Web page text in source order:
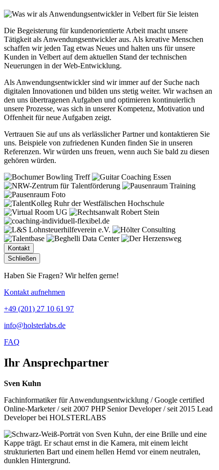
Die Begeisterung für kundenorientierte Arbeit macht unsere
Tätigkeit als Anwendungsentwickler aus. Als kreative Menschen
schaffen wir jeden Tag etwas Neues und halten uns für unsere
Kunden in Velbert auf dem aktuellen Stand der technischen
Neuerungen in der Web-Entwicklung.
Als Anwendungsentwickler sind wir immer auf der Suche nach
digitalen Innovationen und bilden uns stetig weiter. Wir wachsen an
den uns übertragenen Aufgaben und optimieren kontinuierlich
unsere Prozesse, was sich in unserer Kompetenz, Motivation und
Offenheit für neue Aufgaben zeigt.
Vertrauen Sie auf uns als verlässlicher Partner und kontaktieren Sie
uns. Beispiele von zufriedenen Kunden finden Sie in unseren
Referenzen. Wir würden uns freuen, wenn auch Sie bald zu diesen
gehören würden.
Kontakt
Schließen
Haben Sie Fragen? Wir helfen gerne!
Kontakt aufnehmen
+49 (201) 27 10 61 97
info@holsterlabs.de
FAQ
Ihr Ansprechpartner
Sven Kuhn
Fachinformatiker für Anwendungsentwicklung / Google certified
Online-Marketer / seit 2007 PHP Senior Developer / seit 2015 Lead
Developer bei HOLSTERLABS